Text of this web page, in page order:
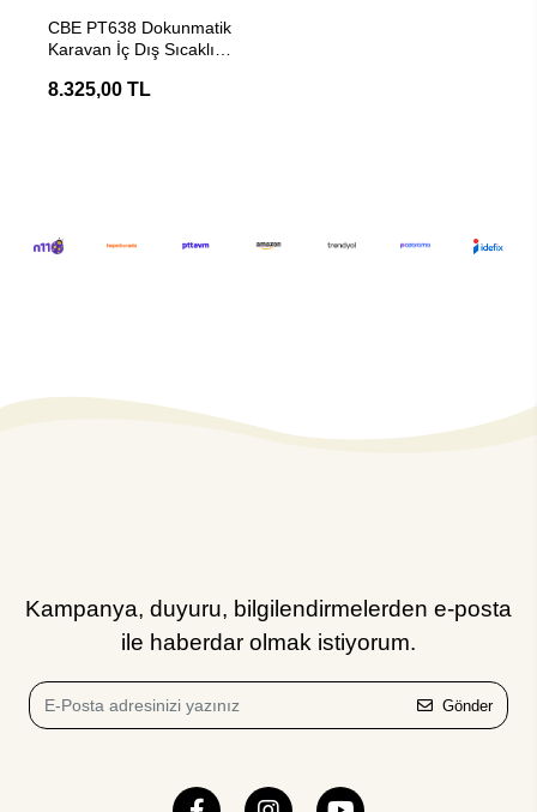
CBE PT638 Dokunmatik
Karavan İç Dış Sıcaklık
8.325,00 TL
Kampanya, duyuru, bilgilendirmelerden e-posta
ile haberdar olmak istiyorum.
Gönder